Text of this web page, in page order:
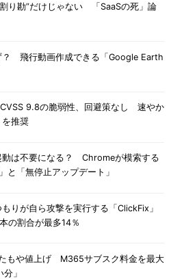
り勘”だけじゃない 「SaaSの死」論
？ 飛行動画作成できる「Google Earth
9.8の脆弱性、回避策なし 速やか
を推奨
動は不要になる？ Chromeが模索する
と「無停止アップデート」
りが自ら攻撃を実行する「ClickFix」
の割合が最多14％
もや値上げ M365サブスク料金を最大
」